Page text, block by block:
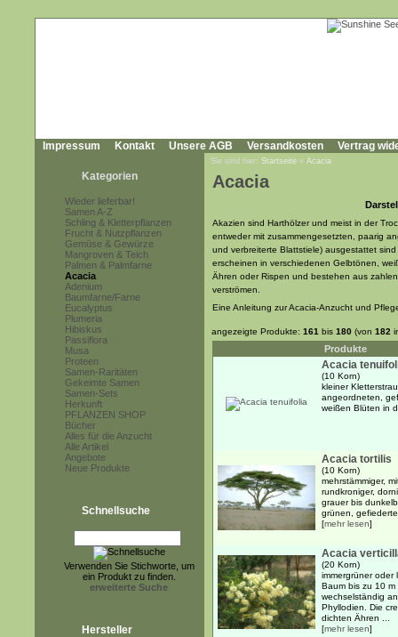
Impressum Kontakt Unsere AGB Versandkosten Vertrag
Kategorien
Wieder lieferbar!
Samen A-Z
Schling & Kletterpflanzen
Frucht & Nutzpflanzen
Gemüse & Gewürze
Mangroven & Teich
Palmen & Palmfarne
Acacia
Adenium
Baumfarne/Farne
Eucalyptus
Plumeria
Hibiskus
Passiflora
Musa
Proteen
Samen-Raritäten
Gekeimte Samen
Samen-Sets
Herkunft
PFLANZEN SHOP
Bücher
Alles für die Anzucht
Alle Artikel
Angebote
Neue Produkte
Schnellsuche
Verwenden Sie Stichworte, um
ein Produkt zu finden.
erweiterte Suche
Hersteller
Sie sind hier: Startseite » Acacia
Acacia
Akazien sind Harthölzer und meist in der
entweder mit zusammengesetzten, paarig
und verbreiterte Blattstiele) ausgestattet
erscheinen in verschiedenen Gelbtönen,
Ähren oder Rispen und bestehen aus
verströmen.
Eine Anleitung zur Acacia-Anzucht und
angezeigte Produkte: 161 bis 180 (von 182
Produkte
Acacia
(10 Korn)
kleiner
angeordneten,
weißen Blüten in
Acacia tortilis
(10 Korn)
mehrstämmiger,
rundkroniger,
grauer bis
grünen,
[mehr lesen]
Acacia
(20 Korn)
immergrüner oder
Baum bis zu 10
wechselständig
Phyllodien. Die
dichten Ähren ...
[mehr lesen]